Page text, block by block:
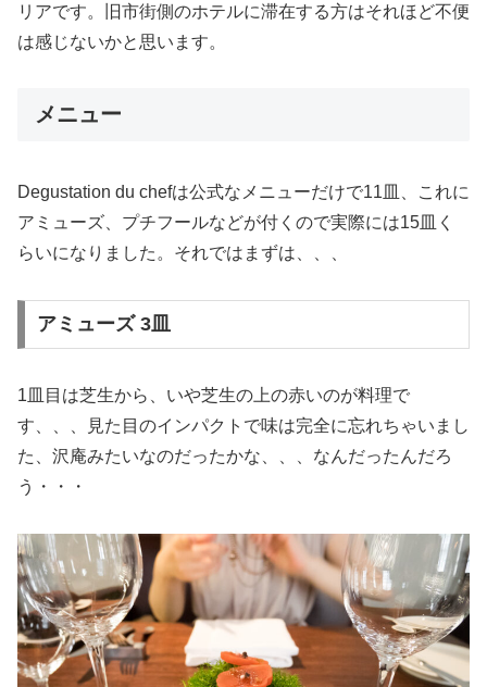
リアです。旧市街側のホテルに滞在する方はそれほど不便
は感じないかと思います。
メニュー
Degustation du chefは公式なメニューだけで11皿、これに
アミューズ、プチフールなどが付くので実際には15皿く
らいになりました。それではまずは、、、
アミューズ 3皿
1皿目は芝生から、いや芝生の上の赤いのが料理で
す、、、見た目のインパクトで味は完全に忘れちゃいまし
た、沢庵みたいなのだったかな、、、なんだったんだろ
う・・・